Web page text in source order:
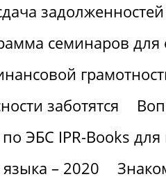
семинаров для
заботятся
ЭБС IPR-Books для
языка – 2020